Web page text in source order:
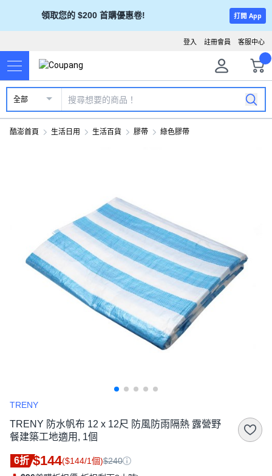
領取您的 $200 首購優惠卷! 打開 App
客服中心
註冊會員
登入
全部
酷澎首頁 生活日用 生活百貨 膠帶 綠色膠帶
TRENY
TRENY 防水帆布 12 x 12尺 防風防雨隔熱 露營野
餐建築工地適用, 1個
6折 $144($144/1個)$240